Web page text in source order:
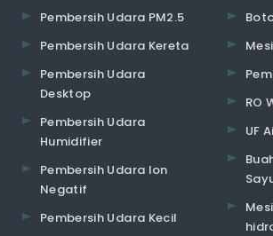
Pembersih Udara PM2.5
Pembersih Udara Kereta
Pembersih Udara
Desktop
Pembersih Udara
Humidifier
Pembersih Udara Ion
Negatif
Pembersih Udara Kecil
RO
UF